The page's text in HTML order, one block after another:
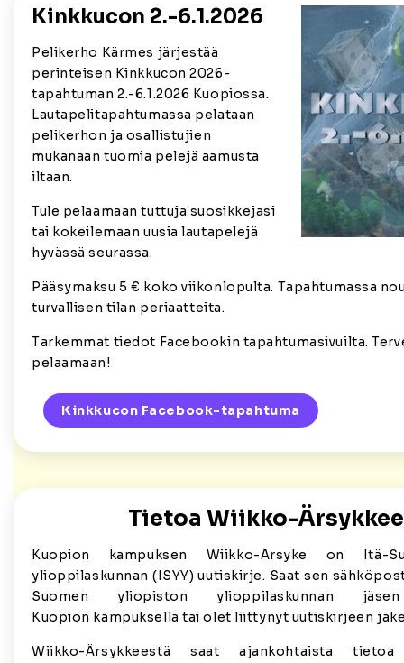
Kinkkucon 2.-6.1.2026
Pelikerho Kärmes järjestää
perinteisen Kinkkucon 2026-
tapahtuman 2.-6.1.2026 Kuopiossa.
Lautapelitapahtumassa pelataan
pelikerhon ja osallistujien
mukanaan tuomia pelejä aamusta
iltaan.
Tule pelaamaan tuttuja suosikkejasi
tai kokeilemaan uusia lautapelejä
hyvässä seurassa.
Pääsymaksu 5 € koko viikonlopulta. Tapahtumassa
turvallisen tilan periaatteita.
Tarkemmat tiedot Facebookin tapahtumasivuilta.
pelaamaan!
Kinkkucon Facebook-tapahtuma
Tietoa Wiikko-
Kuopion kampuksen Wiikko-Ärsyke on Itä-
ylioppilaskunnan (ISYY) uutiskirje. Saat sen
Suomen yliopiston ylioppilaskunnan
Kuopion kampuksella tai olet liittynyt uutiskirjeen
Wiikko-Ärsykkeestä saat ajankohtaista tietoa